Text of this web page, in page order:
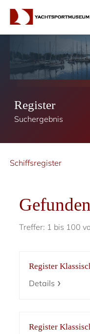
Register
Suchergebnis
Schiffsregister
Treffer: 1 bis 100
Register
Details
Register